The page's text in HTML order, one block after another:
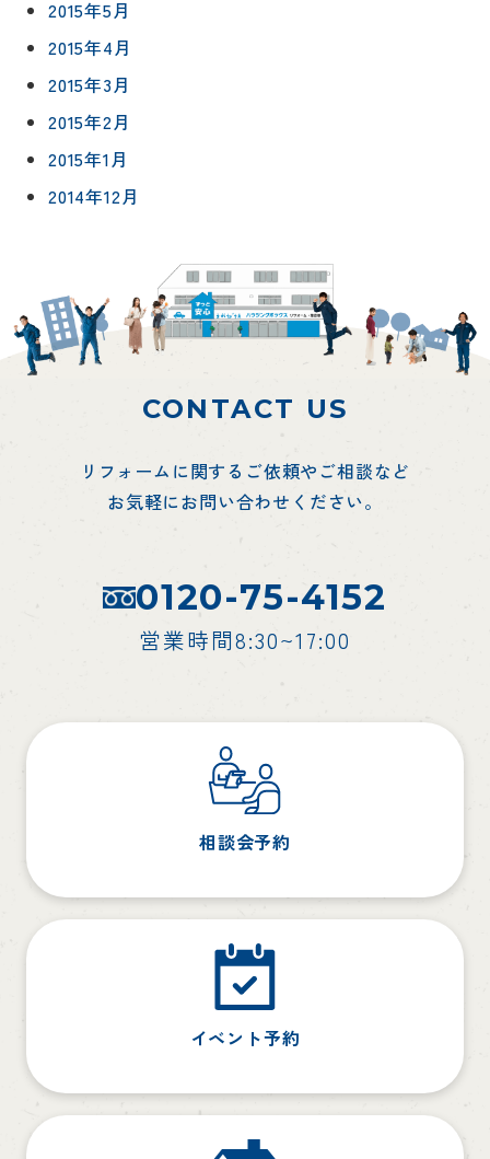
2015年5月
2015年4月
2015年3月
2015年2月
2015年1月
2014年12月
CONTACT US
リフォームに関するご依頼やご相談など
お気軽にお問い合わせください。
0120-75-4152
営業時間8:30~17:00
相談会予約
イベント予約